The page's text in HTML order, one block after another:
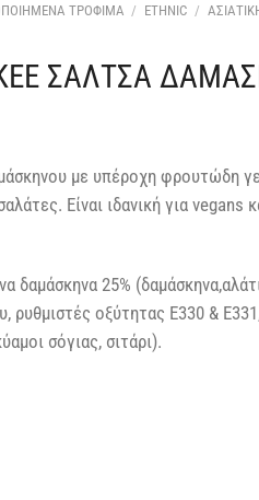
ΤΡΟΦΙΜΑ / ETHNIC /
KEE ΣΑΛΤΣΑ
με υπέροχη φρουτώδη
Είναι ιδανική για
δαμάσκηνα 25%
ρυθμιστές οξύτητας Ε330 &
σόγιας, σιτάρι).